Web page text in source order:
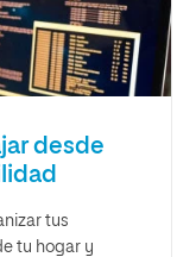
desde
tus
tu hogar y